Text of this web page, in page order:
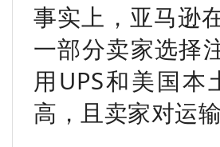
事实上，亚马逊
一部分卖家选择
用UPS和美国
高，且卖家对运